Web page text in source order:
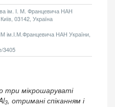
ім. І. М. Францевича НАН
03142, Україна
ім.І.М.Францевича НАН України,
3405
три мікрошаруваті
3, отримані спіканням і